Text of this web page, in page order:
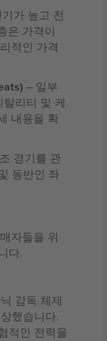
가 높고 전
은 가격이
적인 가격
– 일부
리티 및 케
내용을 확
경기를 관
동반인 좌
자들을 위
다.
감독 체제
했습니다.
적인 전력을